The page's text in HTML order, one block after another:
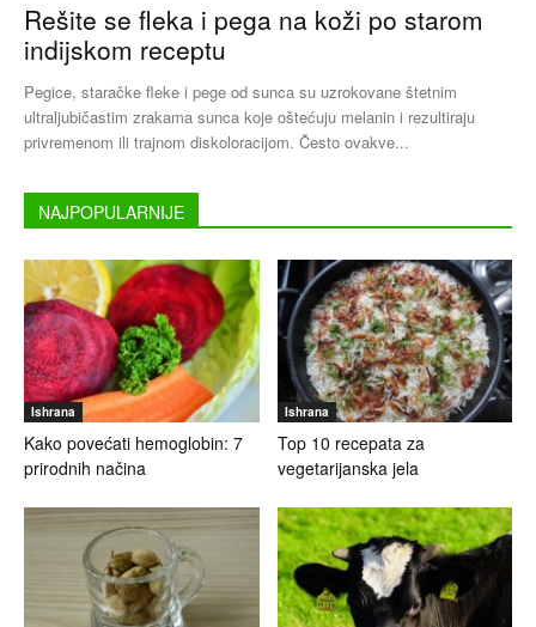
Rešite se fleka i pega na koži po starom
indijskom receptu
Pegice, staračke fleke i pege od sunca su uzrokovane štetnim
ultraljubičastim zrakama sunca koje oštećuju melanin i rezultiraju
privremenom ili trajnom diskoloracijom. Često ovakve...
NAJPOPULARNIJE
Ishrana
Kako povećati hemoglobin: 7
prirodnih načina
Ishrana
Top 10 recepata za
vegetarijanska jela